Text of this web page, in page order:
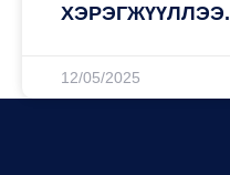
ХЭРЭГЖҮҮЛЛЭЭ.
12/05/2025